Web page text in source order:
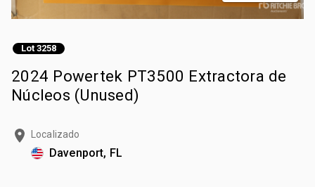
Lot 3258
2024 Powertek PT3500 Extractora de
Núcleos (Unused)
Localizado
Davenport, FL